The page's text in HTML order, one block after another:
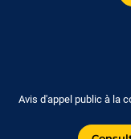
Avis d'appel public à la